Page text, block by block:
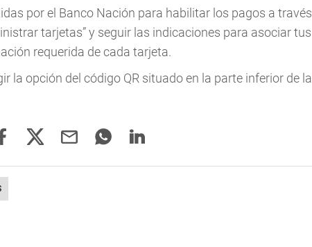
por el Banco Nación para habilitar los pagos a través
tarjetas” y seguir las indicaciones para asociar tus
requerida de cada tarjeta.
la opción del código QR situado en la parte inferior de la